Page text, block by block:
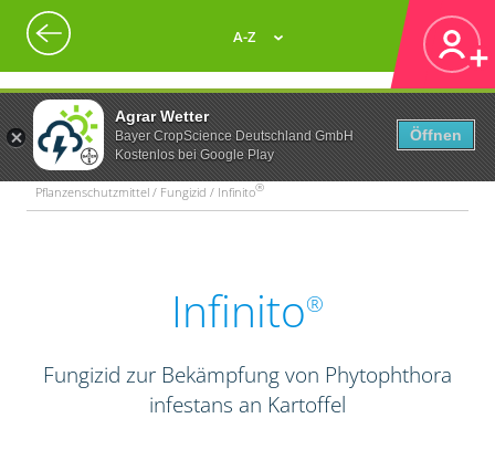
Agrar Wetter
Bayer CropScience Deutschland GmbH
Kostenlos bei Google Play
Öffnen
A-Z
Pflanzenschutzmittel / Fungizid / Infinito®
Infinito®
Fungizid zur Bekämpfung von Phytophthora
infestans an Kartoffel